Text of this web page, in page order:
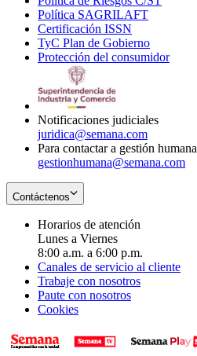
Política SAGRILAFT
new
window
Certificación ISSN
in
new
TyC Plan de Gobierno
in
Protección del consumidorOpens
Notificaciones judiciales
juridica@semana.com
Para contactar a gestión humana
gestionhumana@semana.com
Contáctenos
Horarios de atención
Lunes a Viernes
8:00 a.m. a 6:00 p.m.
Canales de servicio al cliente
Trabaje con nosotros
Paute con nosotros
Cookies